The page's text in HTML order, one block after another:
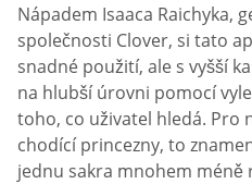
Nápadem Isaaca Raichyka,
společnosti Clover, si tato
snadné použití, ale s vyšší
na hlubší úrovni pomocí
toho, co uživatel hledá. Pro
chodící princezny, to
jednu sakra mnohem méně